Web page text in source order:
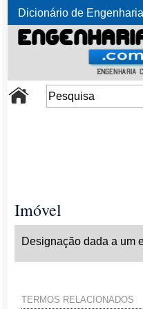
Dicionário de
Imóvel
Designação dada a um
TERMOS RELACIONADOS